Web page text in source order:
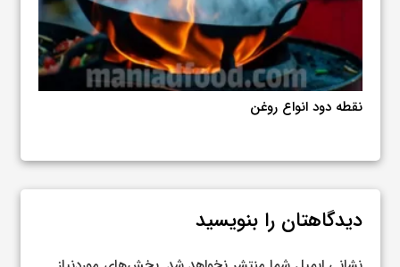
نقطه دود انواع روغن
دیدگاهتان را بنویسید